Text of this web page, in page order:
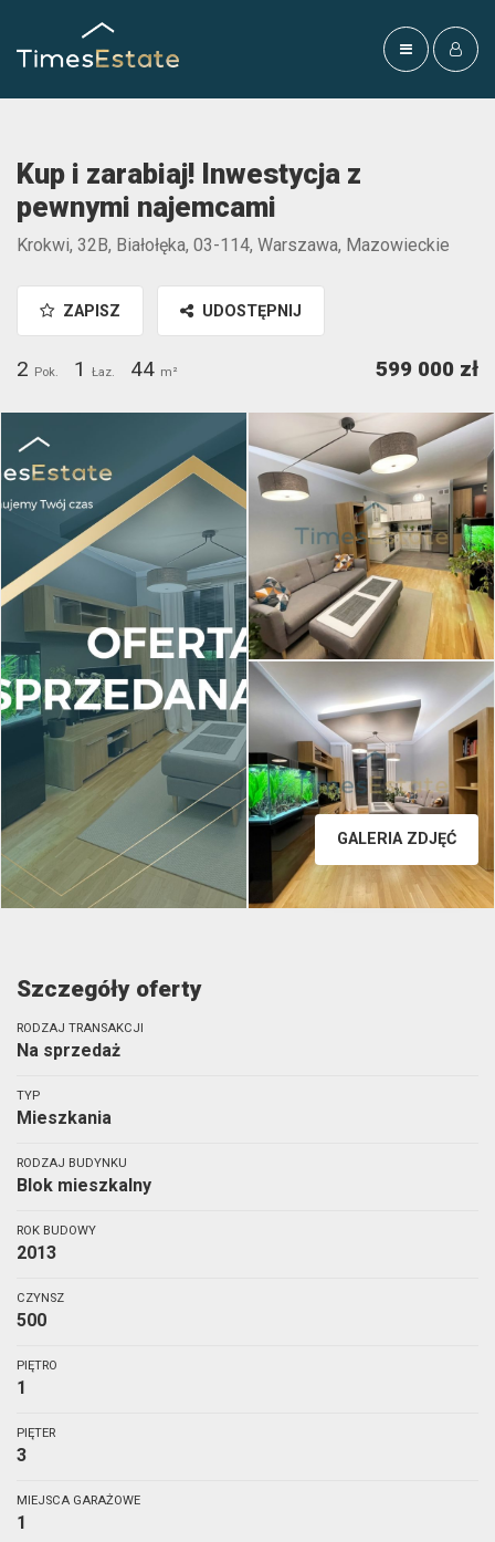
Kup i zarabiaj! Inwestycja z
pewnymi najemcami
Krokwi, 32B, Białołęka, 03-114, Warszawa, Mazowieckie
ZAPISZ UDOSTĘPNIJ
2 Pok. 1 Łaz. 44 m² 599 000 zł
GALERIA ZDJĘĆ
Szczegóły oferty
RODZAJ TRANSAKCJI
Na sprzedaż
TYP
Mieszkania
RODZAJ BUDYNKU
Blok mieszkalny
ROK BUDOWY
2013
CZYNSZ
500
PIĘTRO
1
PIĘTER
3
MIEJSCA GARAŻOWE
1